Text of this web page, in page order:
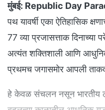
मुंबई: Republic Day
पथ यावर्षी एका ऐतिहासिक
77 व्या प्रजासत्ताक दिनाच्या
अत्यंत शक्तिशाली आणि
प्रथमच जगासमोर आपली
हे केवळ संचलन नसून भारतीय